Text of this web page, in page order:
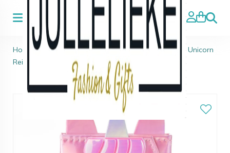
Zoeken
Home > Kids Beauty & Topmodel >Martinelia Little Unicorn
Reis Portemonnee